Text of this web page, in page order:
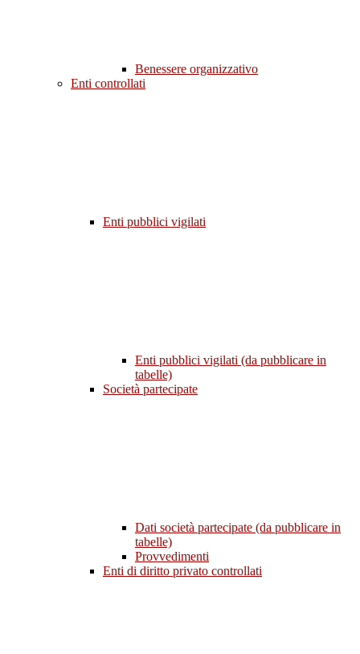
Benessere organizzativo
Enti controllati
Enti pubblici vigilati
Enti pubblici vigilati (da pubblicare in
tabelle)
Società partecipate
Dati società partecipate (da pubblicare in
tabelle)
Provvedimenti
Enti di diritto privato controllati